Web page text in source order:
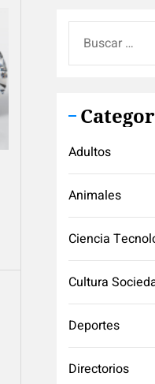
Adultos
Animales
Ciencia
Cultura
Deportes
Directorios